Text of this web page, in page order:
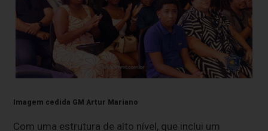
Imagem cedida GM Artur Mariano
Com uma estrutura de alto nível, que inclui um